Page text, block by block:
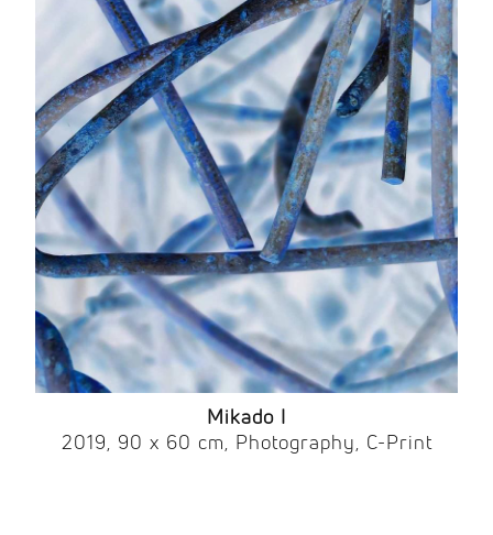
Mikado I
2019, 90 x 60 cm, Photography, C-Print